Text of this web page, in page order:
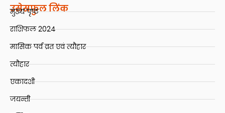
उसेसफ़ुल लिंक
मुख्य पृष्ठ
राशिफल 2024
मासिक पर्व व्रत एवं त्यौहार
त्यौहार
एकादशी
जयन्ती